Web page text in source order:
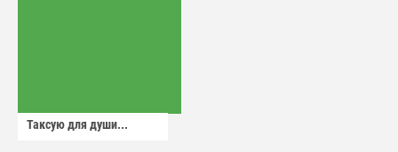
Таксую для души...